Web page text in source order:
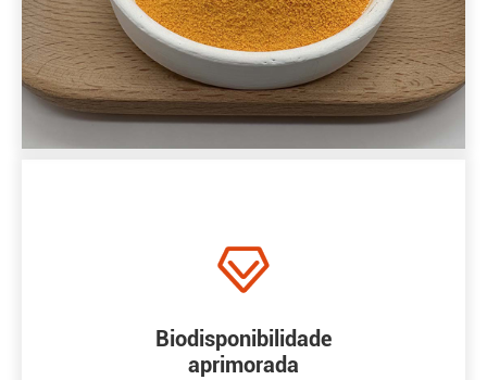

Biodisponibilidade
aprimorada